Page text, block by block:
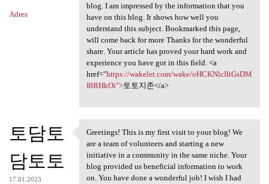
Adres
blog. I am impressed by the information that you
have on this blog. It shows how well you
understand this subject. Bookmarked this page,
will come back for more Thanks for the wonderful
share. Your article has proved your hard work and
experience you have got in this field. <a
href="https://wakelet.com/wake/oHCKNlcIItGsDM
I8RHkOi">토토지존</a>
토담토
담토토
17.01.2023
Greetings! This is my first
Greetings! This is my first visit to your blog! We
are a team of volunteers and starting a new
initiative in a community in the same niche. Your
blog provided us beneficial information to work
on. You have done a wonderful job! I wish I had